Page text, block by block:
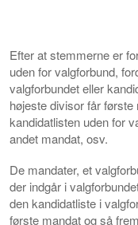
Efter at stemmerne er
uden for valgforbund,
valgforbundet eller
højeste divisor får
kandidatlisten uden for
andet mandat, osv.
De mandater, et
der indgår i
den kandidatliste i
første mandat og så